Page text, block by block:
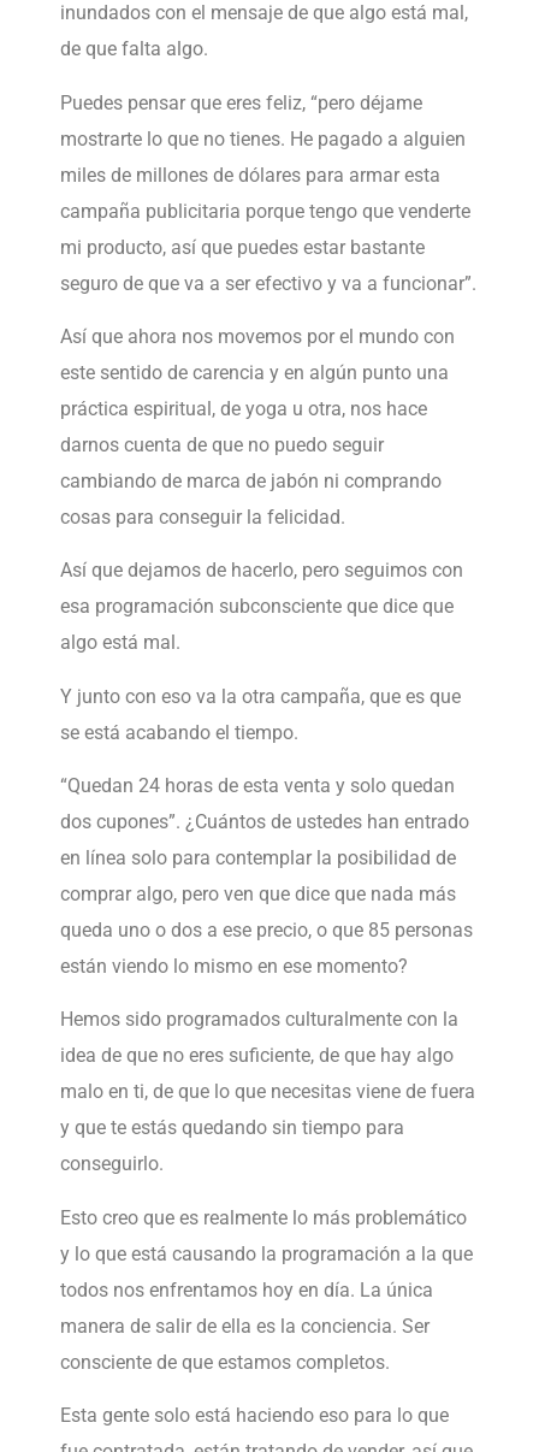
inundados con el mensaje de que algo está mal,
de que falta algo.
Puedes pensar que eres feliz, “pero déjame
mostrarte lo que no tienes. He pagado a alguien
miles de millones de dólares para armar esta
campaña publicitaria porque tengo que venderte
mi producto, así que puedes estar bastante
seguro de que va a ser efectivo y va a funcionar”.
Así que ahora nos movemos por el mundo con
este sentido de carencia y en algún punto una
práctica espiritual, de yoga u otra, nos hace
darnos cuenta de que no puedo seguir
cambiando de marca de jabón ni comprando
cosas para conseguir la felicidad.
Así que dejamos de hacerlo, pero seguimos con
esa programación subconsciente que dice que
algo está mal.
Y junto con eso va la otra campaña, que es que
se está acabando el tiempo.
“Quedan 24 horas de esta venta y solo quedan
dos cupones”. ¿Cuántos de ustedes han entrado
en línea solo para contemplar la posibilidad de
comprar algo, pero ven que dice que nada más
queda uno o dos a ese precio, o que 85 personas
están viendo lo mismo en ese momento?
Hemos sido programados culturalmente con la
idea de que no eres suficiente, de que hay algo
malo en ti, de que lo que necesitas viene de fuera
y que te estás quedando sin tiempo para
conseguirlo.
Esto creo que es realmente lo más problemático
y lo que está causando la programación a la que
todos nos enfrentamos hoy en día. La única
manera de salir de ella es la conciencia. Ser
consciente de que estamos completos.
Esta gente solo está haciendo eso para lo que